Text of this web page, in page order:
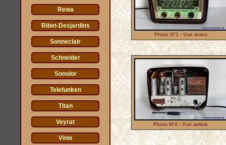
Rewa
Ribet-Desjardins
Sonneclair
Schneider
Sonolor
Telefunken
Titan
Veyrat
Vinix
Photo N°1 - Vue avant
Photo N°4 - Vue arrière